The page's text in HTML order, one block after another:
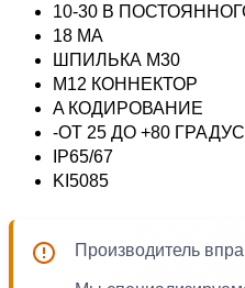
10-30 В
18 MA
ШПИЛЬКА M30
M12 КОННЕКТОР
A КОДИРОВАНИЕ
-ОТ 25 ДО +80
IP65/67
KI5085
Производитель